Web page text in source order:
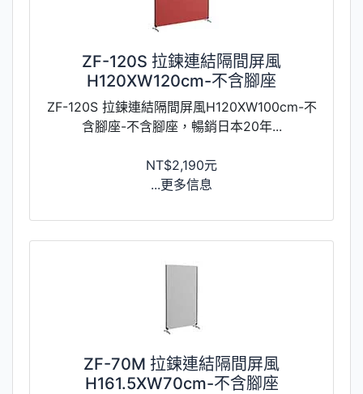
ZF-120S 拉鍊連結隔間屏風
H120XW120cm-不含腳座
ZF-120S 拉鍊連結隔間屏風H120XW100cm-不
含腳座-不含腳座，暢銷日本20年...
NT$2,190元
...更多信息
ZF-70M 拉鍊連結隔間屏風
H161.5XW70cm-不含腳座